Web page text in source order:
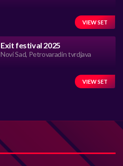
VIEW SET
Exit festival 2025
Novi Sad, Petrovaradin tvrdjava
VIEW SET